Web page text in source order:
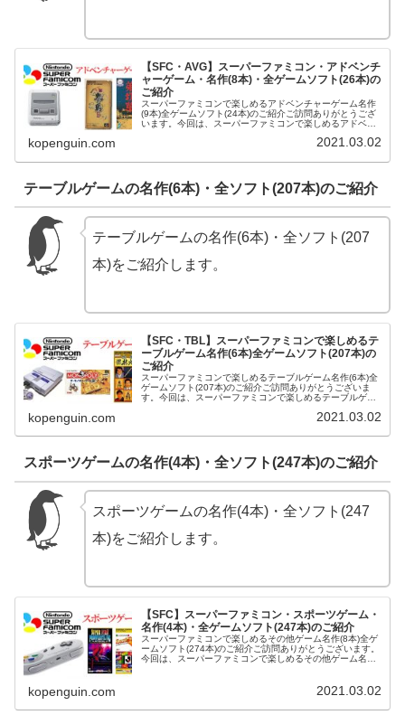
【SFC・AVG】スーパーファミコン・アドベンチ
ャーゲーム・名作(8本)・全ゲームソフト(26本)の
ご紹介
スーパーファミコンで楽しめるアドベンチャーゲーム名作
(9本)全ゲームソフト(24本)のご紹介ご訪問ありがとうござ
います。今回は、スーパーファミコンで楽しめるアドベン
kopenguin.com 2021.03.02
テーブルゲームの名作(6本)・全ソフト(207本)のご紹介
テーブルゲームの名作(6本)・全ソフト(207
本)をご紹介します。
【SFC・TBL】スーパーファミコンで楽しめるテ
ーブルゲーム名作(6本)全ゲームソフト(207本)の
ご紹介
スーパーファミコンで楽しめるテーブルゲーム名作(6本)全
ゲームソフト(207本)のご紹介ご訪問ありがとうございま
す。今回は、スーパーファミコンで楽しめるテーブルゲー
kopenguin.com 2021.03.02
スポーツゲームの名作(4本)・全ソフト(247本)のご紹介
スポーツゲームの名作(4本)・全ソフト(247
本)をご紹介します。
【SFC】スーパーファミコン・スポーツゲーム・
名作(4本)・全ゲームソフト(247本)のご紹介
スーパーファミコンで楽しめるその他ゲーム名作(8本)全ゲ
ームソフト(274本)のご紹介ご訪問ありがとうございます。
今回は、スーパーファミコンで楽しめるその他ゲーム名作
kopenguin.com 2021.03.02